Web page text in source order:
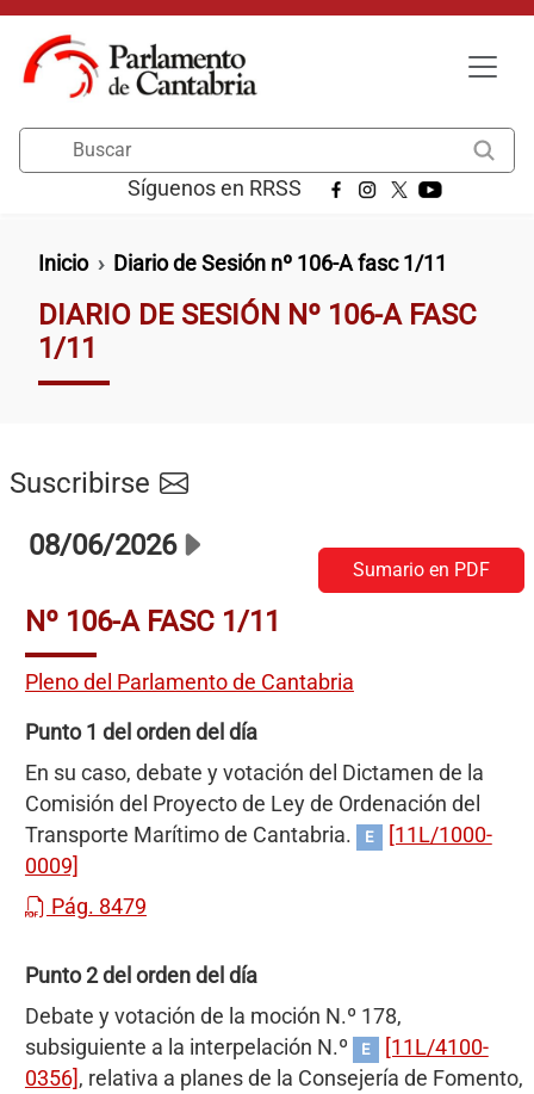
Pasar al contenido principal
Síguenos en RRSS
Ruta de navegación
Inicio Diario de Sesión nº 106-A fasc 1/11
DIARIO DE SESIÓN Nº 106-A FASC
1/11
Suscribirse
08/06/2026
Nº 106-A FASC 1/11
Sumario en PDF
Pleno del Parlamento de Cantabria
Punto 1 del orden del día
En su caso, debate y votación del Dictamen de la
Comisión del Proyecto de Ley de Ordenación del
Transporte Marítimo de Cantabria.
E
[11L/1000-
0009]
Pág. 8479
Punto 2 del orden del día
Debate y votación de la moción N.º 178,
subsiguiente a la interpelación N.º
E
[11L/4100-
0356] , relativa a planes de la Consejería de Fomento,